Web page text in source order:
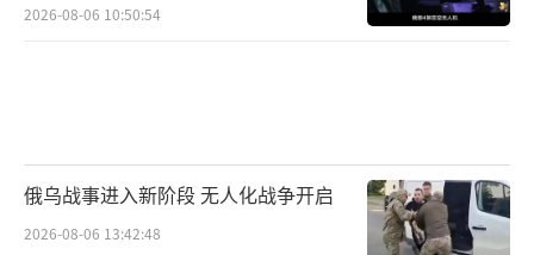
旋空间；与此同时，北京的外长直接点名批
续强硬则必须承担经贸与人文交流方面可能付
出的代价。
2026-08-06 10:50:54
俄乌战事进入新阶段 无人化战争开启
2026-08-06 13:42:48